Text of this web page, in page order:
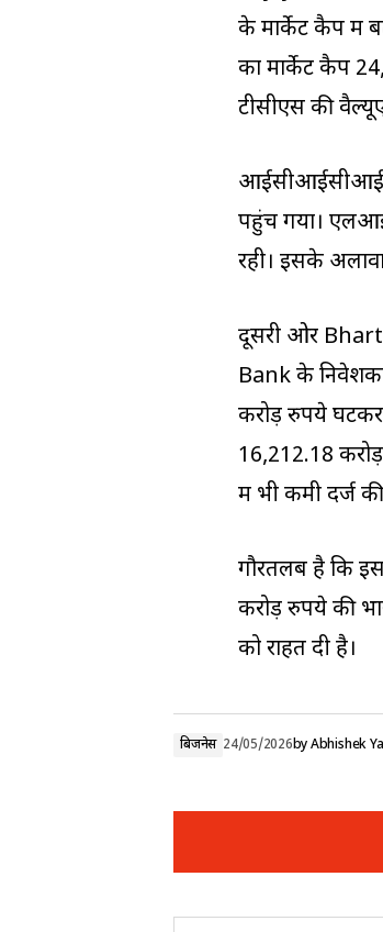
के मार्केट कैप में
का मार्केट कैप
टीसीएस की
आईसीआईसीआई
पहुंच गया।
रही। इसके
दूसरी ओर
Bank के
करोड़ रुपये
16,212.18
में भी कमी दर्ज
गौरतलब है कि
करोड़ रुपये की
को राहत दी है।
बिजनेस 24/05/2026byAbhishek